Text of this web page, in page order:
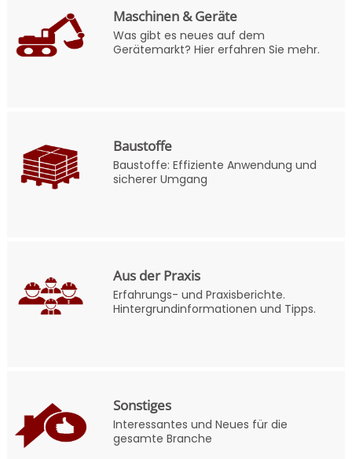
Maschinen & Geräte
Was gibt es neues auf dem
Gerätemarkt? Hier erfahren Sie mehr.
Baustoffe
Baustoffe: Effiziente Anwendung und
sicherer Umgang
Aus der Praxis
Erfahrungs- und Praxisberichte.
Hintergrundinformationen und Tipps.
Sonstiges
Interessantes und Neues für die
gesamte Branche